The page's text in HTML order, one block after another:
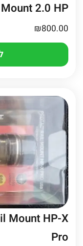
2.0 HP
₪800.00
Mount HP-X
Pro